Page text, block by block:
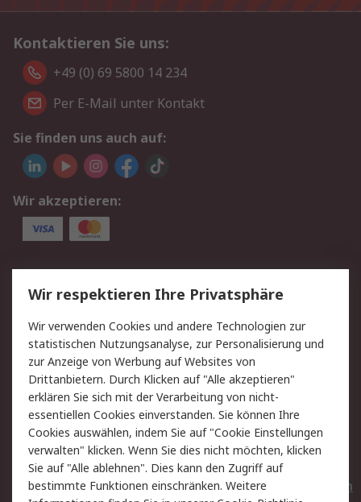
Kontaktieren Sie uns:
+49 (0) 69 5800 14 234
Per E-Mail unter Kontakt
Sie finden uns auch auf:
Wir akzeptieren:
Service
Value Added Services
Lieferlösungen
Rücksendungen
Kontakt
Hilfe
Privatkunden
Rechtliches
AGB
Datenschutz
Cookie-Richtlinie
Zahlungsbedingungen
Copyright/Impressum
Entsorgung
Elektrogeräte/Batterien
Wir respektieren Ihre Privatsphäre
Wir verwenden Cookies und andere Technologien zur
statistischen Nutzungsanalyse, zur Personalisierung und
zur Anzeige von Werbung auf Websites von
Drittanbietern. Durch Klicken auf "Alle akzeptieren"
erklären Sie sich mit der Verarbeitung von nicht-
essentiellen Cookies einverstanden. Sie können Ihre
Cookies auswählen, indem Sie auf "Cookie Einstellungen
verwalten" klicken. Wenn Sie dies nicht möchten, klicken
Sie auf "Alle ablehnen". Dies kann den Zugriff auf
bestimmte Funktionen einschränken. Weitere